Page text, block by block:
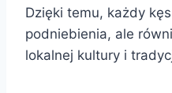
Dzięki temu, każdy
podniebienia, ale
lokalnej kultury i